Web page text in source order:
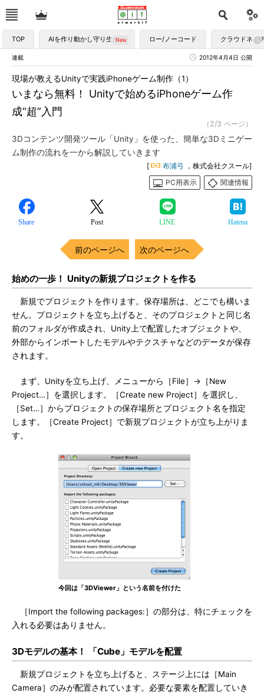
TOP AIを作り動かし守り生かす ロー/ノーコード クラウドネイ
連載 2012年4月4日 公開
いまなら無料！ Unityで始めるiPhoneゲーム作
成“超”入門
現場が教えるUnityで実践iPhoneゲーム制作（1）
（2/3 ページ）
3Dコンテンツ開発ツール「Unity」を使った、簡単な3Dミニゲー
ム制作の流れを一から解説していきます
[ 布浦弓
，株式会社クスール]
PC用表示
関連情報
Share Post LINE Hatena
前のページへ 次のページへ
始めの一歩！ Unityの新規プロジェクトを作る
新規でプロジェクトを作ります。保存場所は、どこでも構いま
せん。プロジェクトを立ち上げると、そのプロジェクトと同じ名
前のフォルダが作成され、Unity上で配置したオブジェクトや、
外部からインポートしたモデルやテクスチャなどのデータが保存
されます。
まず、Unityを立ち上げ、メニューから［File］→［New
Project…］を選択します。［Create new Project］を選択し、
［Set…］からプロジェクトの保存場所とプロジェクト名を指定
します。［Create Project］で新規プロジェクトが立ち上がりま
す。
今回は「3DViewer」という名前を付けた
［Import the following packages:］の部分は、特にチェックを
入れる必要はありません。
3Dモデルの基本！ 「Cube」モデルを配置
新規プロジェクトを立ち上げると、ステージ上には［Main
Camera］のみが配置されています。必要な要素を配置していき